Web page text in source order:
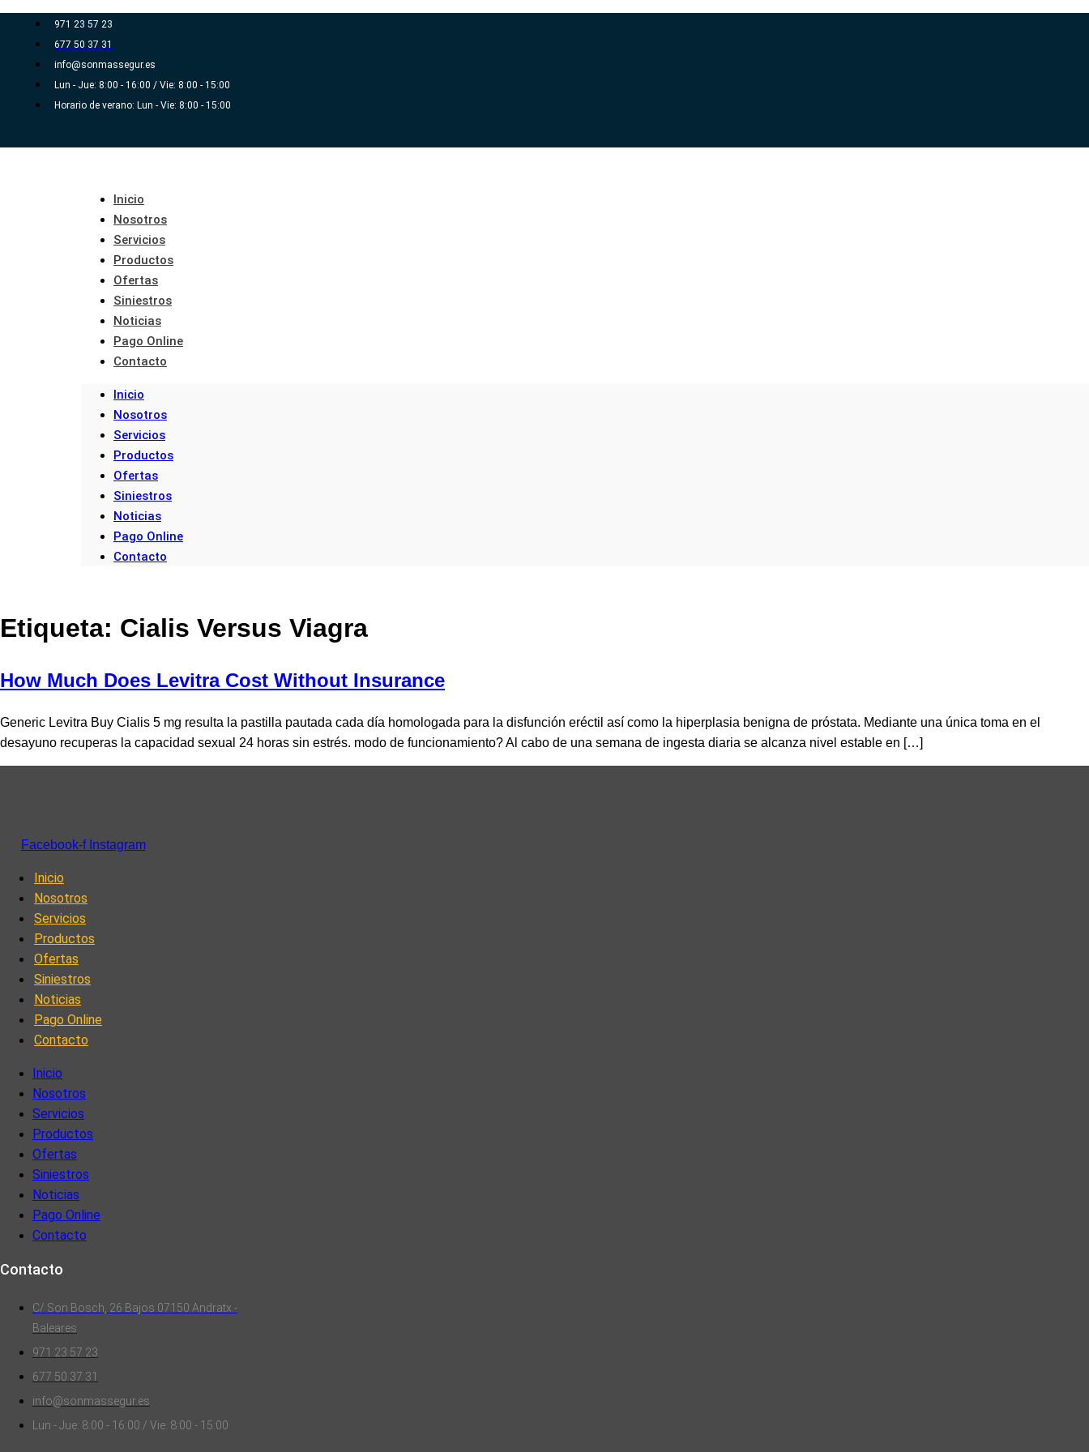
Ir
contenido
971 23 57 23
677 50 37 31
info@sonmassegur.es
Lun - Jue: 8:00 - 16:00 / Vie: 8:00 - 15:00
Horario de verano: Lun - Vie: 8:00 - 15:00
Inicio
Nosotros
Servicios
Productos
Ofertas
Siniestros
Noticias
Pago Online
Contacto
Inicio
Nosotros
Servicios
Productos
Ofertas
Siniestros
Noticias
Pago Online
Contacto
Etiqueta: Cialis Versus Viagra
How Much Does Levitra Cost Without Insurance
Generic Levitra Buy Cialis 5 mg resulta la pastilla pautada cada día homologada para la disfunción eréctil así como la hiperplasia benigna de próstata. Mediante una única toma en el
desayuno recuperas la capacidad sexual 24 horas sin estrés. modo de funcionamiento? Al cabo de una semana de ingesta diaria se alcanza nivel estable en […]
Facebook-f Instagram
Inicio
Nosotros
Servicios
Productos
Ofertas
Siniestros
Noticias
Pago Online
Contacto
Inicio
Nosotros
Servicios
Productos
Ofertas
Siniestros
Noticias
Pago Online
Contacto
Contacto
C/ Son Bosch, 26 Bajos 07150 Andratx -
Baleares
971 23 57 23
677 50 37 31
info@sonmassegur.es
Lun - Jue: 8:00 - 16:00 / Vie: 8:00 - 15:00